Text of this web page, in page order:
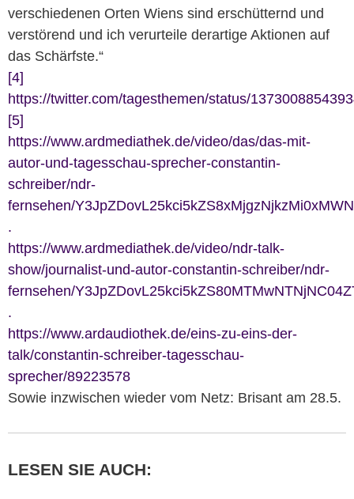
verschiedenen Orten Wiens sind erschütternd und
verstörend und ich verurteile derartige Aktionen auf
das Schärfste.“
[4]
https://twitter.com/tagesthemen/status/
[5]
https://www.ardmediathek.de/video/das/das-mit-
autor-und-tagesschau-sprecher-constantin-
schreiber/ndr-
fernsehen/
.
https://www.ardmediathek.de/video/ndr-talk-
show/journalist-und-autor-constantin-schreiber/ndr-
fernsehen/
.
https://www.ardaudiothek.de/eins-zu-eins-der-
talk/constantin-schreiber-tagesschau-
sprecher/89223578
Sowie inzwischen wieder vom Netz: Brisant am 28.5.
LESEN SIE AUCH: